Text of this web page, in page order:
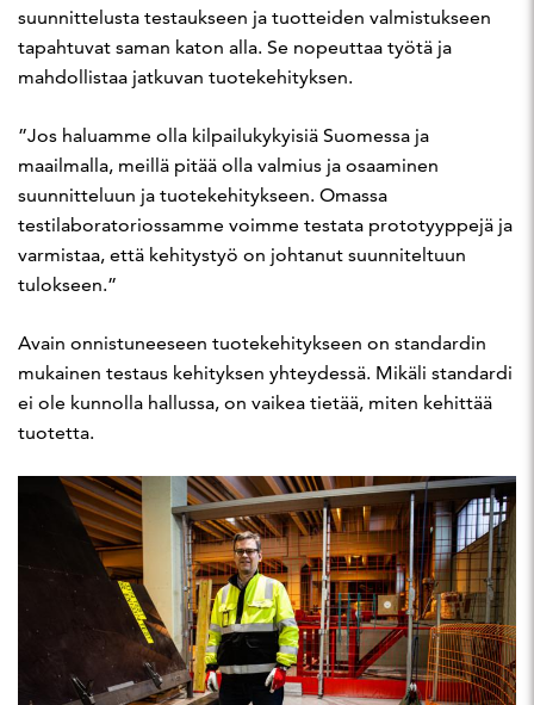
suunnittelusta testaukseen ja tuotteiden valmistukseen
tapahtuvat saman katon alla. Se nopeuttaa työtä ja
mahdollistaa jatkuvan tuotekehityksen.
”Jos haluamme olla kilpailukykyisiä Suomessa ja
maailmalla, meillä pitää olla valmius ja osaaminen
suunnitteluun ja tuotekehitykseen. Omassa
testilaboratoriossamme voimme testata prototyyppejä ja
varmistaa, että kehitystyö on johtanut suunniteltuun
tulokseen.”
Avain onnistuneeseen tuotekehitykseen on standardin
mukainen testaus kehityksen yhteydessä. Mikäli standardi
ei ole kunnolla hallussa, on vaikea tietää, miten kehittää
tuotetta.